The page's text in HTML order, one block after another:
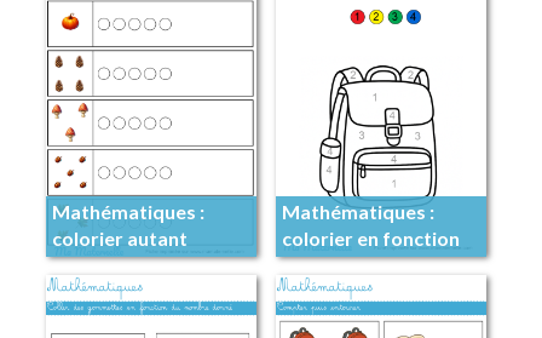
Mathématiques :
colorier autant
Mathématiques :
colorier en fonction
des indications